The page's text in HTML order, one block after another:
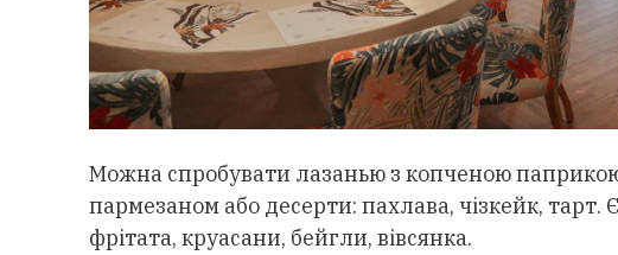
Можна спробувати лазанью з копченою
пармезаном або десерти: пахлава, чізкейк,
фрітата, круасани, бейгли, вівсянка.